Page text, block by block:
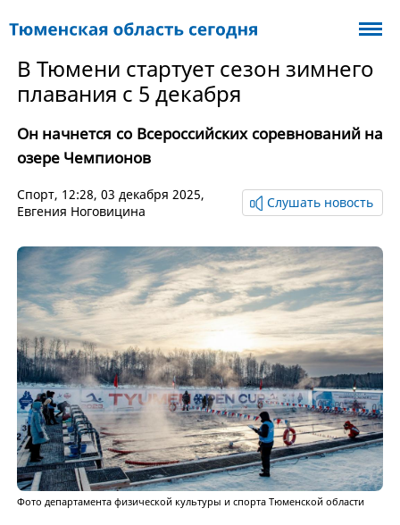
В Тюмени стартует сезон зимнего
плавания с 5 декабря
Он начнется со Всероссийских соревнований на
озере Чемпионов
Спорт, 12:28, 03 декабря 2025,
Евгения Ноговицина
Слушать новость
Фото департамента физической культуры и спорта Тюменской области